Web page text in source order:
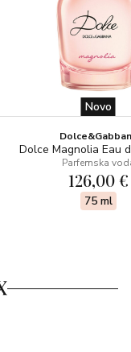
Novo
Dolce Magnolia Eau
Parfemska
126,00 €
75 ml